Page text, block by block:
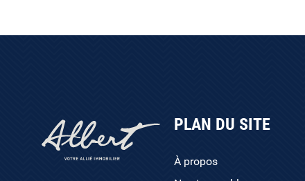
PLAN DU SITE
À propos